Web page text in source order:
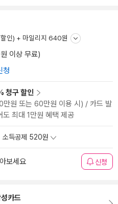
인) + 마일리지 640원
이상 무료)
청
청구 할인
원 또는 60만원 이용 시) / 카드 발
최대 1만원 혜택 제공
소득공제 520원
보세요 신청
카드